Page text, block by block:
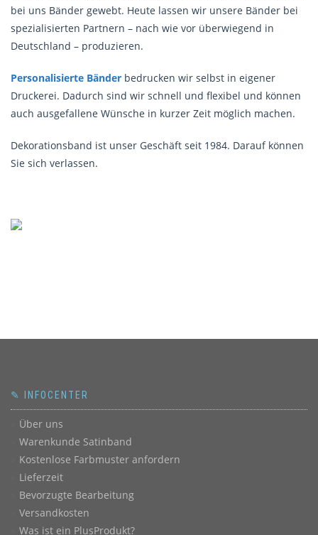
bei uns Bänder gewebt. Heute lassen wir unsere Bänder bei
spezialisierten Partnern – nach wie vor überwiegend in
Deutschland – produzieren.
Personalisierte Bänder bedrucken wir selbst in eigener
Druckerei. Dadurch sind wir schnell und flexibel und können
auch ausgefallene Wünsche in kurzer Zeit möglich machen.
Dekorationsband ist unser Geschäft seit 1984. Darauf können
Sie sich verlassen.
✎ INFOCENTER
Über uns
Warenkunde Satinband
Kostenlose Farbmuster anfordern
Lieferzeit
Bevorzugte Bearbeitung
Versandkosten
Was ist ein PlusProdukt?